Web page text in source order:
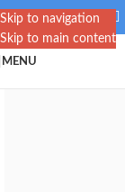
Skip to navigation
Skip to main content
MENU